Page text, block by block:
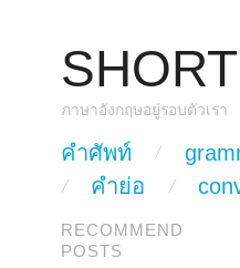
ภาษาอังกฤษอยู่รอบตัวเรา
Main
skip to content
คำศัพท์
คำย่อ
RECOMMEND
POSTS